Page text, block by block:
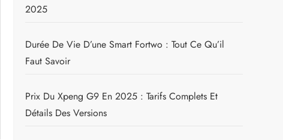
2025
Durée De Vie D’une Smart Fortwo : Tout Ce Qu’il
Faut Savoir
Prix Du Xpeng G9 En 2025 : Tarifs Complets Et
Détails Des Versions